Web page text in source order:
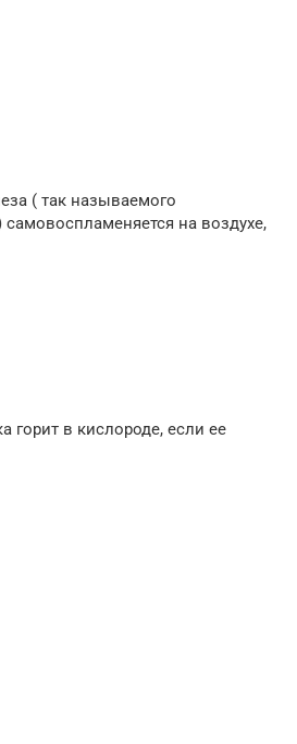
( так называемого
на воздухе,
горит в кислороде, если ее